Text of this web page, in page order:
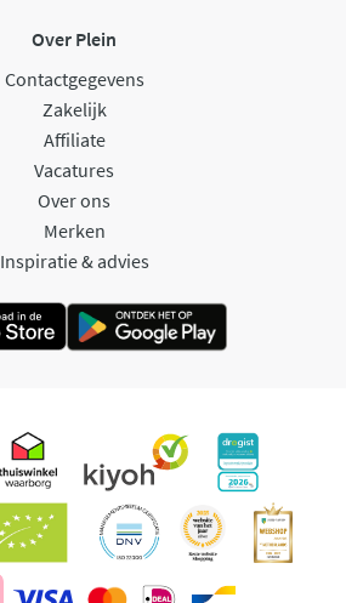
Over Plein
Contactgegevens
Zakelijk
Affiliate
Vacatures
Over ons
Merken
Inspiratie & advies